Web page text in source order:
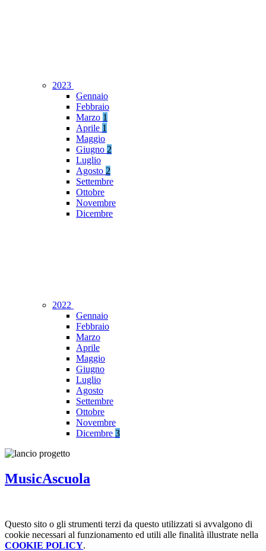
2023
Gennaio
Febbraio
Marzo 1
Aprile 1
Maggio
Giugno 2
Luglio
Agosto 2
Settembre
Ottobre
Novembre
Dicembre
2022
Gennaio
Febbraio
Marzo
Aprile
Maggio
Giugno
Luglio
Agosto
Settembre
Ottobre
Novembre
Dicembre 3
MusicAscuola
Questo sito o gli strumenti terzi da questo utilizzati si avvalgono di
cookie necessari al funzionamento ed utili alle finalità illustrate nella
COOKIE POLICY.